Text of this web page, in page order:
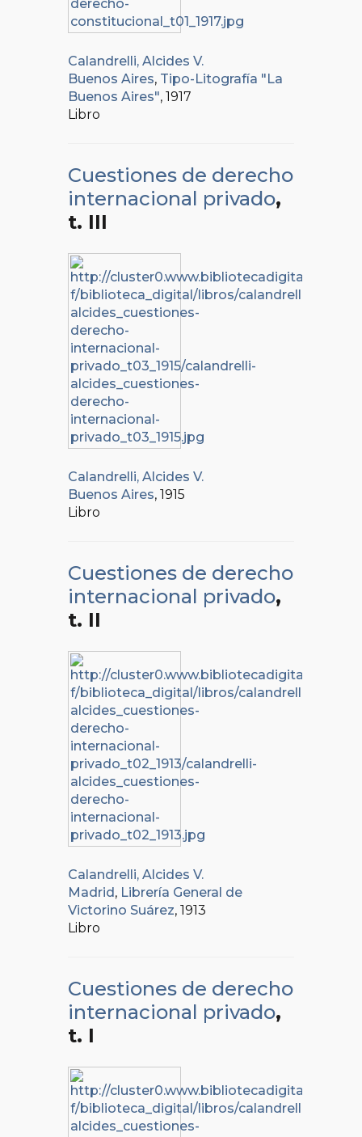
Calandrelli, Alcides V.
Buenos Aires, Tipo-Litografía "La
Buenos Aires", 1917
Libro
Cuestiones de derecho
internacional privado,
t. III
Calandrelli, Alcides V.
Buenos Aires, 1915
Libro
Cuestiones de derecho
internacional privado,
t. II
Calandrelli, Alcides V.
Madrid , Librería General de
Victorino Suárez, 1913
Libro
Cuestiones de derecho
internacional privado,
t. I